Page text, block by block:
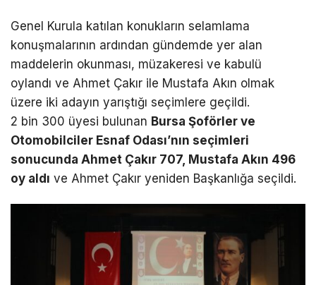
Genel Kurula katılan konukların selamlama
konuşmalarının ardından gündemde yer alan
maddelerin okunması, müzakeresi ve kabulü
oylandı ve Ahmet Çakır ile Mustafa Akın olmak
üzere iki adayın yarıştığı seçimlere geçildi.
2 bin 300 üyesi bulunan Bursa Şoförler ve
Otomobilciler Esnaf Odası’nın seçimleri
sonucunda Ahmet Çakır 707, Mustafa Akın 496
oy aldı ve Ahmet Çakır yeniden Başkanlığa seçildi.